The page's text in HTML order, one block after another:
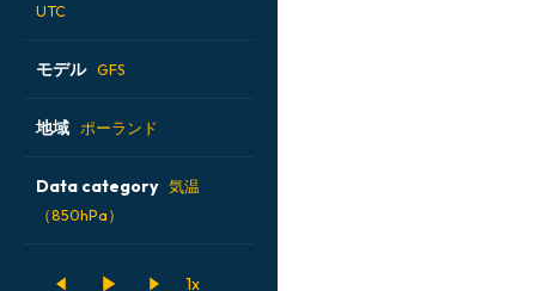
UTC
2026-08-06 18 UTC
2026-08-07 06 UTC
2026-08-07 12 UTC
モデル GFS
ALADIN CZ 2.3 km
ECMWF IFS 0.25°
ICON
地域 ポーランド
アイスランド
アメリカ合衆国
Data category 気温
（850hPa）